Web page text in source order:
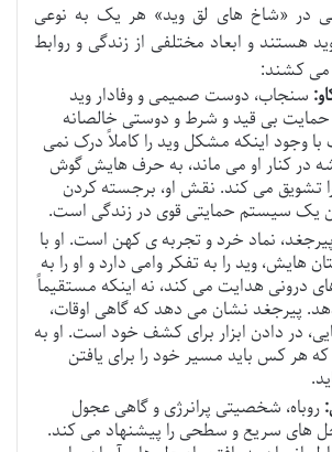
در «شاخ های لق وید» هر یک به نوعی
هستند و ابعاد مختلفی از زندگی و روابط
می کشند:
سنجاب، دوست صمیمی و وفادار وید
حمایت بی قید و شرط و دوستی خالصانه
وجود اینکه مشکل وید را کاملاً درک نمی
در کنار او می ماند، به حرف هایش گوش
تشویق می کند. نقش او، برجسته کردن
یک سیستم حمایتی قوی در زندگی است.
پیرجغد، نماد خرد و تجربه ی کهن است. او با
هایش، وید را به تفکر وامی دارد و او را به
درونی هدایت می کند، نه اینکه مستقیماً
پیرجغد نشان می دهد که گاهی اوقات،
در دادن ابزار برای کشف خود است. او به
هر کس باید مسیر خود را برای یافتن
روباه، شخصیتی پرانرژی و گاهی عجول
های سریع و سطحی را پیشنهاد می کند.